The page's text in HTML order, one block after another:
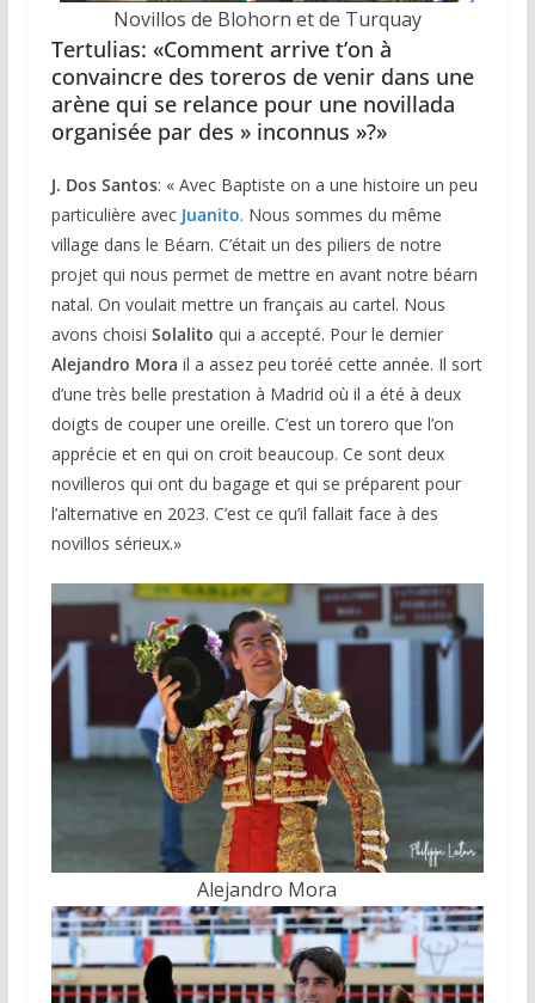
Novillos de Blohorn et de Turquay
Tertulias: «Comment arrive t’on à
convaincre des toreros de venir dans une
arène qui se relance pour une novillada
organisée par des » inconnus »?»
J. Dos Santos: « Avec Baptiste on a une histoire un peu
particulière avec Juanito. Nous sommes du même
village dans le Béarn. C’était un des piliers de notre
projet qui nous permet de mettre en avant notre béarn
natal. On voulait mettre un français au cartel. Nous
avons choisi Solalito qui a accepté. Pour le dernier
Alejandro Mora il a assez peu toréé cette année. Il sort
d’une très belle prestation à Madrid où il a été à deux
doigts de couper une oreille. C’est un torero que l’on
apprécie et en qui on croit beaucoup. Ce sont deux
novilleros qui ont du bagage et qui se préparent pour
l’alternative en 2023. C’est ce qu’il fallait face à des
novillos sérieux.»
Alejandro Mora